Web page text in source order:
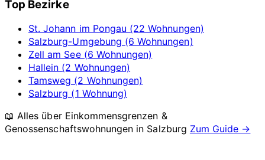
Top Bezirke
St. Johann im Pongau (22 Wohnungen)
Salzburg-Umgebung (6 Wohnungen)
Zell am See (6 Wohnungen)
Hallein (2 Wohnungen)
Tamsweg (2 Wohnungen)
Salzburg (1 Wohnung)
📖 Alles über Einkommensgrenzen &
Genossenschaftswohnungen in Salzburg Zum Guide →